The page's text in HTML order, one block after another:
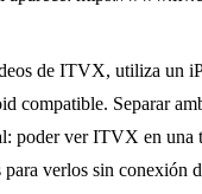
de ITVX, utiliza un
compatible. Separar
poder ver ITVX en una
para verlos sin conexión